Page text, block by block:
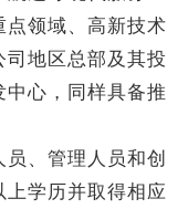
领域、高新技术
地区总部及其投
心，同样具备推
、管理人员和创
上学历并取得相应